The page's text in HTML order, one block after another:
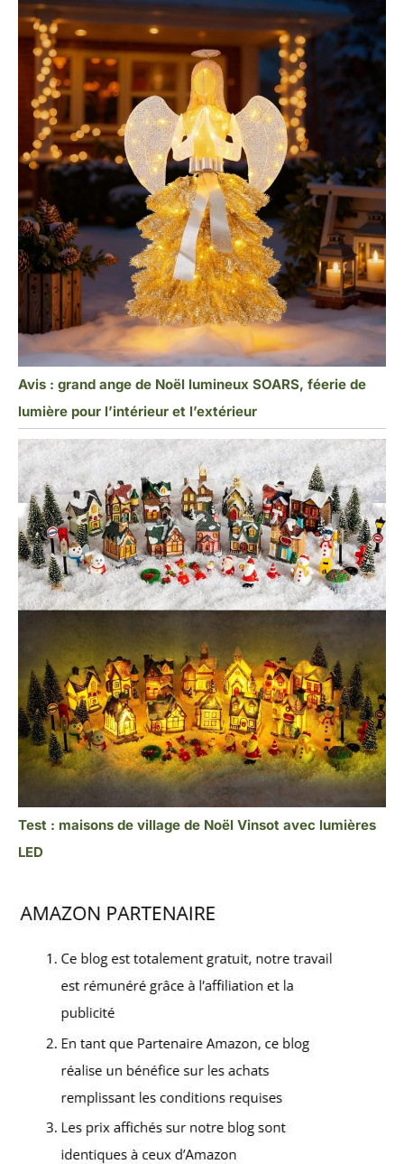
Avis : grand ange de Noël lumineux SOARS, féerie de
lumière pour l’intérieur et l’extérieur
Test : maisons de village de Noël Vinsot avec lumières
LED